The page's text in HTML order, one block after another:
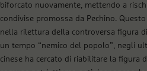
biforcato nuovamente, mettendo a
condivise promossa da Pechino.
nella rilettura della controversa figura
un tempo “nemico del popolo”, negli
cinese ha cercato di riabilitare la figura